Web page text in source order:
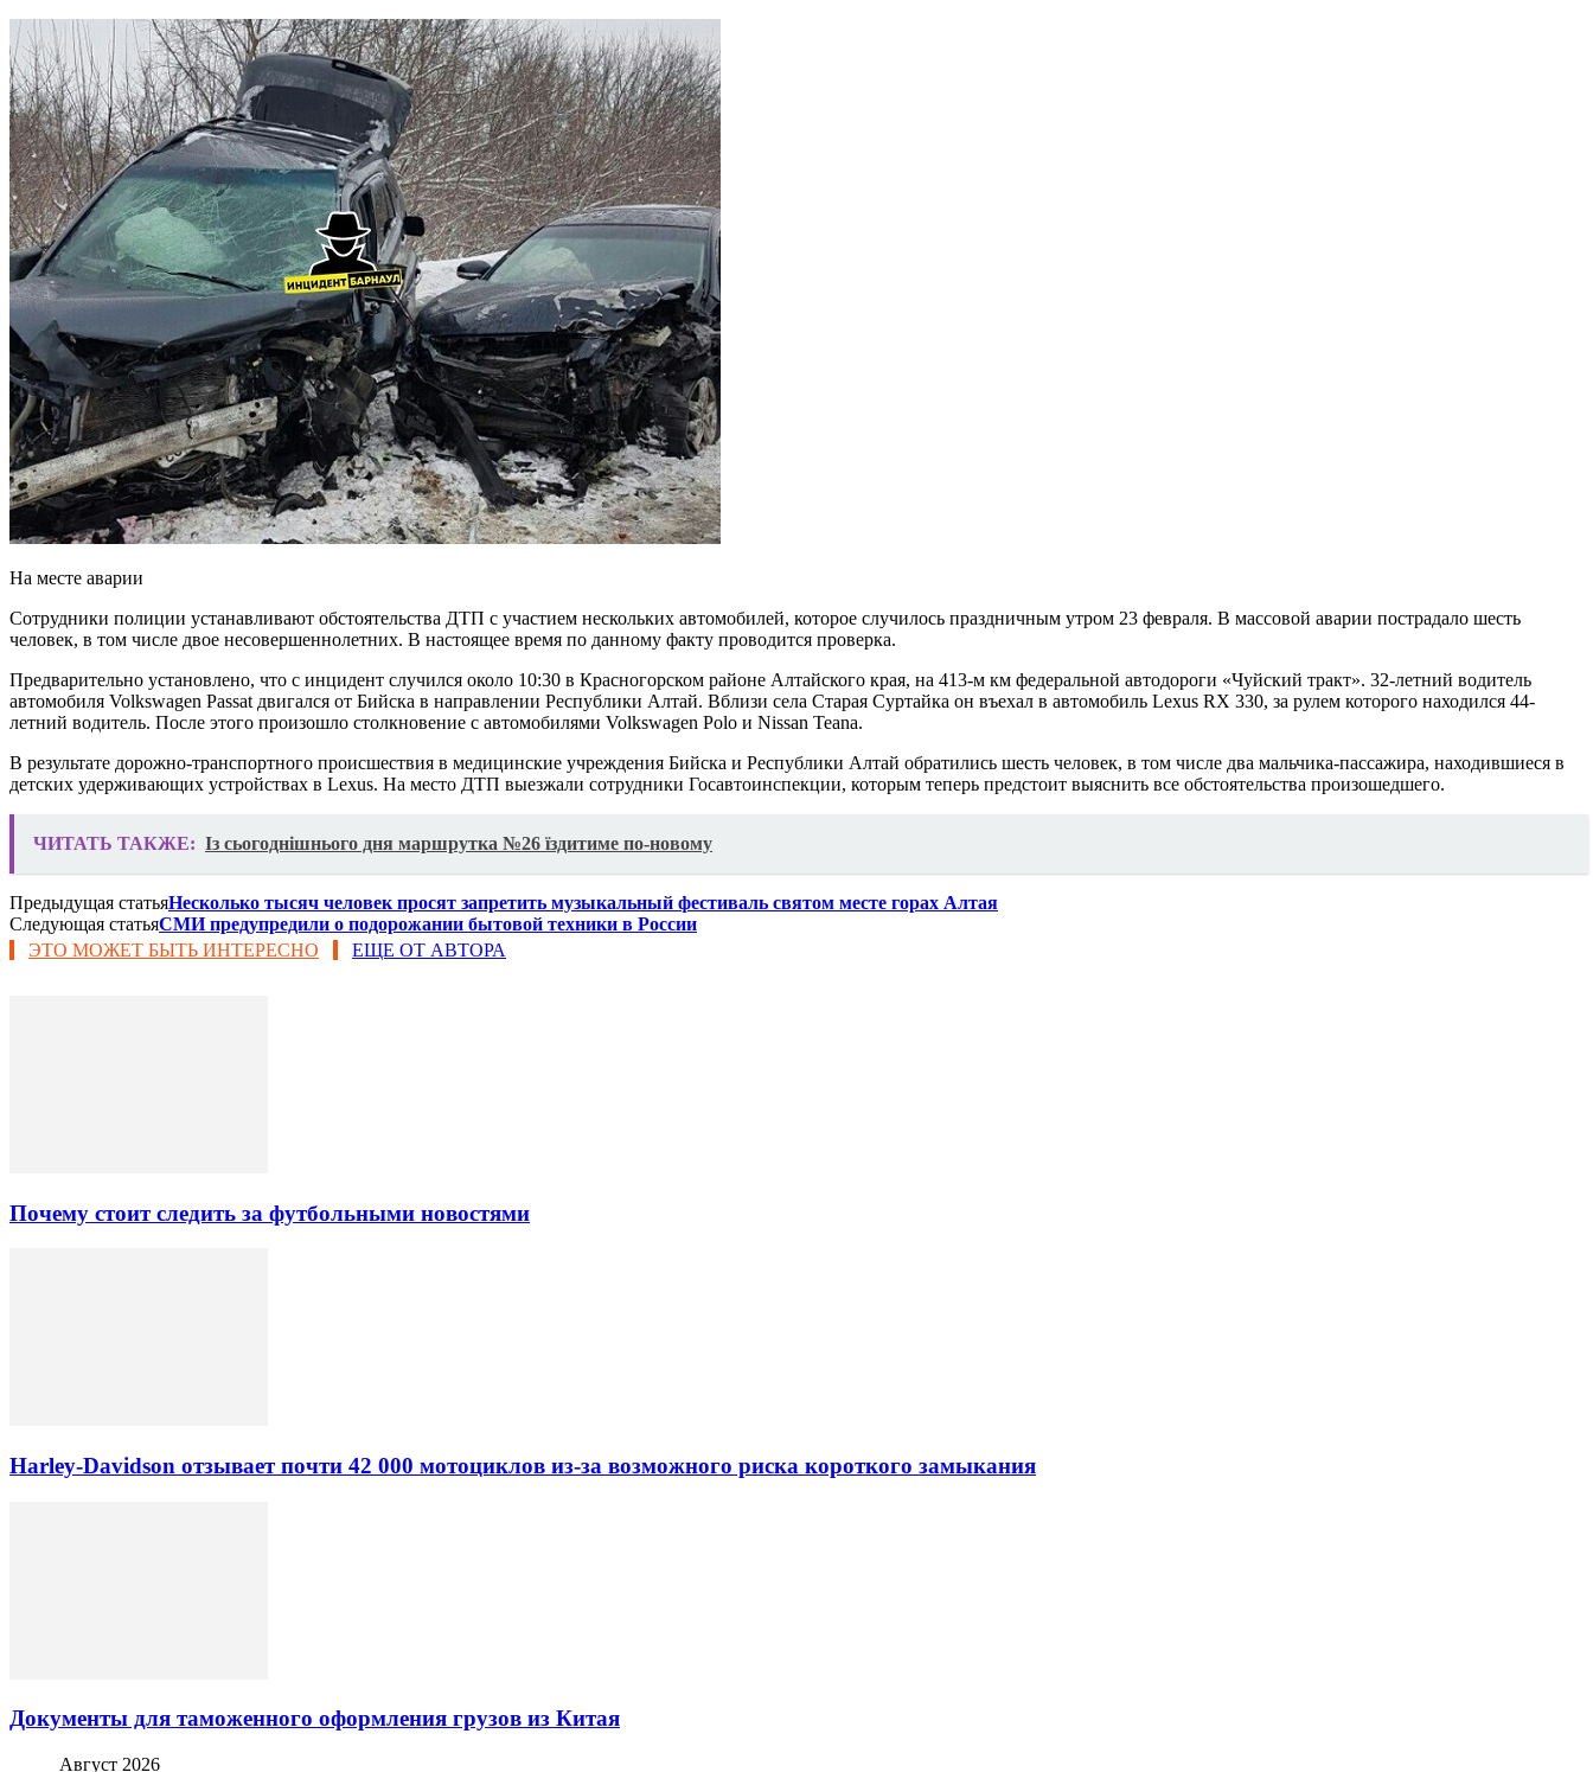
На месте аварии
Сотрудники полиции устанавливают обстоятельства ДТП с участием нескольких автомобилей, которое случилось праздничным утром 23 февраля. В массовой аварии пострадало шесть
человек, в том числе двое несовершеннолетних. В настоящее время по данному факту проводится проверка.
Предварительно установлено, что с инцидент случился около 10:30 в Красногорском районе Алтайского края, на 413-м км федеральной автодороги «Чуйский тракт». 32-летний водитель
автомобиля Volkswagen Passat двигался от Бийска в направлении Республики Алтай. Вблизи села Старая Суртайка он въехал в автомобиль Lexus RX 330, за рулем которого находился 44-
летний водитель. После этого произошло столкновение с автомобилями Volkswagen Polo и Nissan Teana.
В результате дорожно-транспортного происшествия в медицинские учреждения Бийска и Республики Алтай обратились шесть человек, в том числе два мальчика-пассажира, находившиеся в
детских удерживающих устройствах в Lexus. На место ДТП выезжали сотрудники Госавтоинспекции, которым теперь предстоит выяснить все обстоятельства произошедшего.
ЧИТАТЬ ТАКЖЕ: Із сьогоднішнього дня маршрутка №26 їздитиме по-новому
Предыдущая статьяНесколько тысяч человек просят запретить музыкальный фестиваль святом месте горах Алтая
Следующая статьяСМИ предупредили о подорожании бытовой техники в России
ЭТО МОЖЕТ БЫТЬ ИНТЕРЕСНО
ЕЩЕ ОТ АВТОРА
Почему стоит следить за футбольными новостями
Harley-Davidson отзывает почти 42 000 мотоциклов из-за возможного риска короткого замыкания
Документы для таможенного оформления грузов из Китая
Август 2026